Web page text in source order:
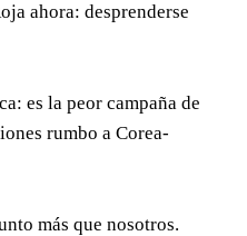
ahora: desprenderse
es la peor campaña de
rumbo a Corea-
más que nosotros.